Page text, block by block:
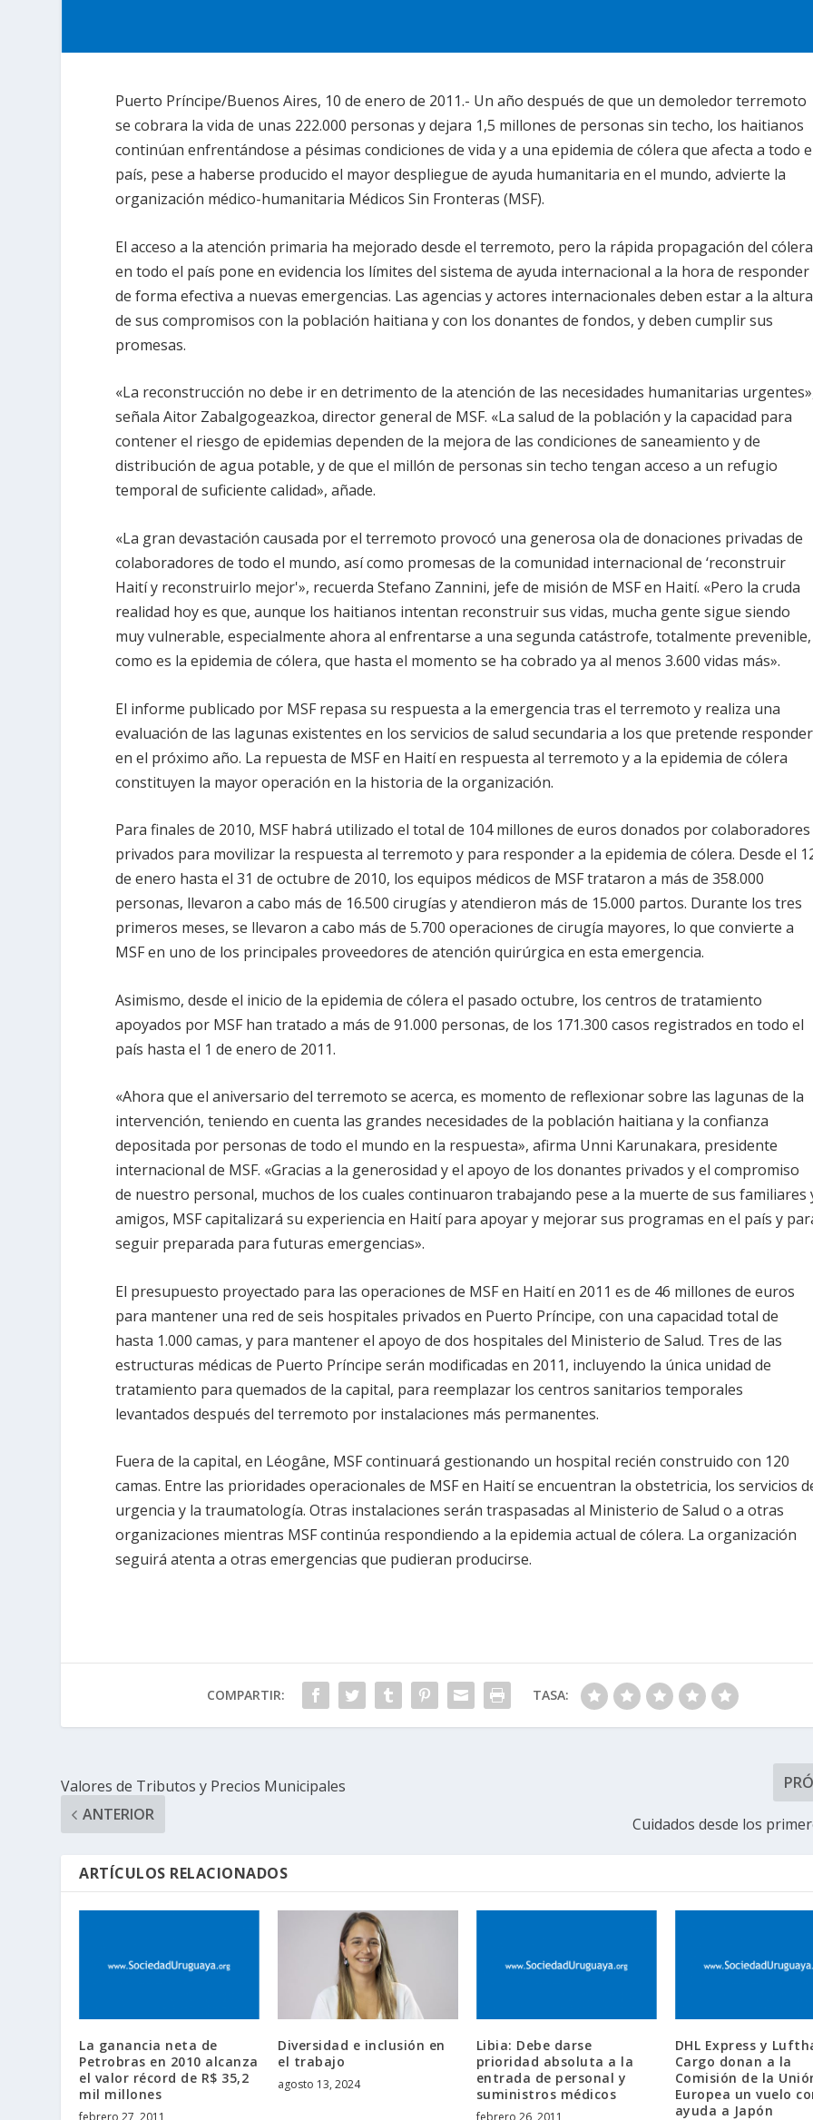
Puerto Príncipe/Buenos Aires, 10 de enero de 2011.- Un año después de que un demoledor terremoto
se cobrara la vida de unas 222.000 personas y dejara 1,5 millones de personas sin techo, los haitianos
continúan enfrentándose a pésimas condiciones de vida y a una epidemia de cólera que afecta a todo
país, pese a haberse producido el mayor despliegue de ayuda humanitaria en el mundo, advierte la
organización médico-humanitaria Médicos Sin Fronteras (MSF).
El acceso a la atención primaria ha mejorado desde el terremoto, pero la rápida propagación del cólera
en todo el país pone en evidencia los límites del sistema de ayuda internacional a la hora de responder
de forma efectiva a nuevas emergencias. Las agencias y actores internacionales deben estar a la altura
de sus compromisos con la población haitiana y con los donantes de fondos, y deben cumplir sus
promesas.
«La reconstrucción no debe ir en detrimento de la atención de las necesidades humanitarias
señala Aitor Zabalgogeazkoa, director general de MSF. «La salud de la población y la capacidad para
contener el riesgo de epidemias dependen de la mejora de las condiciones de saneamiento y de
distribución de agua potable, y de que el millón de personas sin techo tengan acceso a un refugio
temporal de suficiente calidad», añade.
«La gran devastación causada por el terremoto provocó una generosa ola de donaciones privadas de
colaboradores de todo el mundo, así como promesas de la comunidad internacional de ‘reconstruir
Haití y reconstruirlo mejor'», recuerda Stefano Zannini, jefe de misión de MSF en Haití. «Pero la cruda
realidad hoy es que, aunque los haitianos intentan reconstruir sus vidas, mucha gente sigue siendo
muy vulnerable, especialmente ahora al enfrentarse a una segunda catástrofe, totalmente prevenible,
como es la epidemia de cólera, que hasta el momento se ha cobrado ya al menos 3.600 vidas más».
El informe publicado por MSF repasa su respuesta a la emergencia tras el terremoto y realiza una
evaluación de las lagunas existentes en los servicios de salud secundaria a los que pretende responder
en el próximo año. La repuesta de MSF en Haití en respuesta al terremoto y a la epidemia de cólera
constituyen la mayor operación en la historia de la organización.
Para finales de 2010, MSF habrá utilizado el total de 104 millones de euros donados por colaboradores
privados para movilizar la respuesta al terremoto y para responder a la epidemia de cólera. Desde el
de enero hasta el 31 de octubre de 2010, los equipos médicos de MSF trataron a más de 358.000
personas, llevaron a cabo más de 16.500 cirugías y atendieron más de 15.000 partos. Durante los tres
primeros meses, se llevaron a cabo más de 5.700 operaciones de cirugía mayores, lo que convierte a
MSF en uno de los principales proveedores de atención quirúrgica en esta emergencia.
Asimismo, desde el inicio de la epidemia de cólera el pasado octubre, los centros de tratamiento
apoyados por MSF han tratado a más de 91.000 personas, de los 171.300 casos registrados en todo el
país hasta el 1 de enero de 2011.
«Ahora que el aniversario del terremoto se acerca, es momento de reflexionar sobre las lagunas de la
intervención, teniendo en cuenta las grandes necesidades de la población haitiana y la confianza
depositada por personas de todo el mundo en la respuesta», afirma Unni Karunakara, presidente
internacional de MSF. «Gracias a la generosidad y el apoyo de los donantes privados y el compromiso
de nuestro personal, muchos de los cuales continuaron trabajando pese a la muerte de sus familiares
amigos, MSF capitalizará su experiencia en Haití para apoyar y mejorar sus programas en el país y
seguir preparada para futuras emergencias».
El presupuesto proyectado para las operaciones de MSF en Haití en 2011 es de 46 millones de euros
para mantener una red de seis hospitales privados en Puerto Príncipe, con una capacidad total de
hasta 1.000 camas, y para mantener el apoyo de dos hospitales del Ministerio de Salud. Tres de las
estructuras médicas de Puerto Príncipe serán modificadas en 2011, incluyendo la única unidad de
tratamiento para quemados de la capital, para reemplazar los centros sanitarios temporales
levantados después del terremoto por instalaciones más permanentes.
Fuera de la capital, en Léogâne, MSF continuará gestionando un hospital recién construido con 120
camas. Entre las prioridades operacionales de MSF en Haití se encuentran la obstetricia, los servicios
urgencia y la traumatología. Otras instalaciones serán traspasadas al Ministerio de Salud o a otras
organizaciones mientras MSF continúa respondiendo a la epidemia actual de cólera. La organización
seguirá atenta a otras emergencias que pudieran producirse.
COMPARTIR: TASA:
Valores de Tributos y Precios Municipales
ANTERIOR
Cuidados desde los
ARTÍCULOS RELACIONADOS
La ganancia neta de
Petrobras en 2010 alcanza
el valor récord de R$ 35,2
mil millones
febrero 27, 2011
Diversidad e inclusión en
el trabajo
agosto 13, 2024
Libia: Debe darse
prioridad absoluta a la
entrada de personal y
suministros médicos
febrero 26, 2011
DHL Express y
Cargo donan a la
Comisión de la
Europea un vuelo
ayuda a Japón